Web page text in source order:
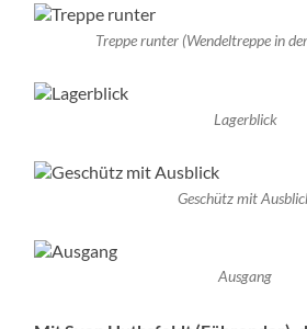
Treppe runter (Wendeltreppe in
Lagerblick
Geschütz mit
Ausgang